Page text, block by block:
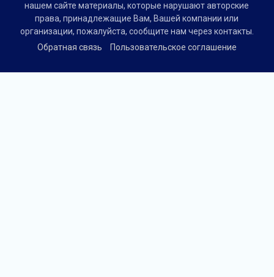
нашем сайте материалы, которые нарушают авторские
права, принадлежащие Вам, Вашей компании или
организации, пожалуйста, сообщите нам через контакты.
Обратная связь
Пользовательское соглашение